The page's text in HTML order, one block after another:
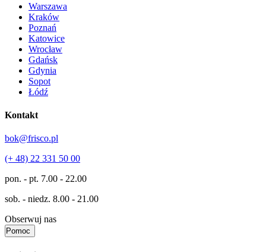
Warszawa
Kraków
Poznań
Katowice
Wrocław
Gdańsk
Gdynia
Sopot
Łódź
Kontakt
bok@frisco.pl
(+ 48) 22 331 50 00
pon. - pt. 7.00 - 22.00
sob. - niedz. 8.00 - 21.00
Obserwuj nas
Pomoc